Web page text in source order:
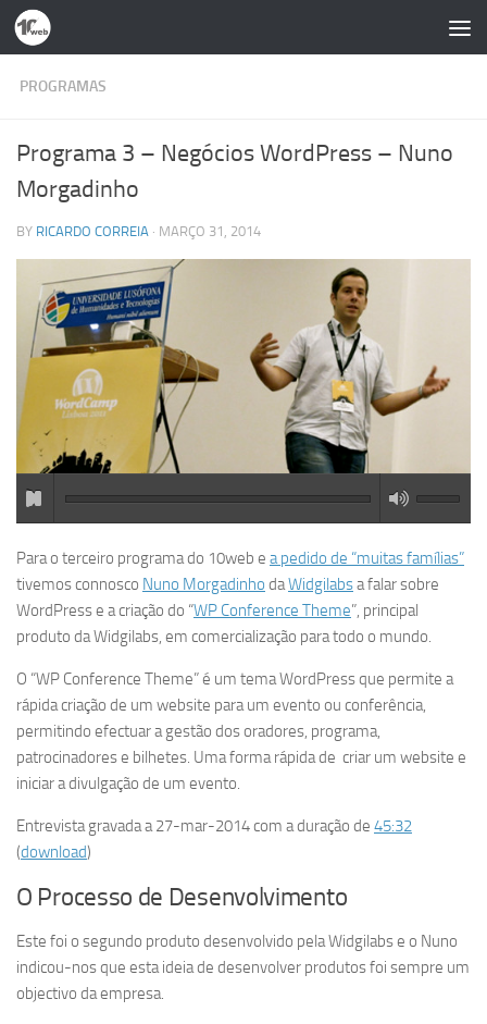
Skip to content
PROGRAMAS
Programa 3 – Negócios WordPress – Nuno
Morgadinho
BY RICARDO CORREIA · MARÇO 31, 2014
Para o terceiro programa do 10web e a pedido de “muitas famílias”
tivemos connosco Nuno Morgadinho daWidgilabsa falar sobre
WordPress e a criação do “WP Conference Theme”, principal
produto da Widgilabs, em comercialização para todo o mundo.
O “WP Conference Theme” é um tema WordPress que permite a
rápida criação de um website para um evento ou conferência,
permitindo efectuar a gestão dos oradores, programa,
patrocinadores e bilhetes. Uma forma rápida de criar um website e
iniciar a divulgação de um evento.
Entrevista gravada a 27-mar-2014 com a duração de 45:32
(download)
O Processo de Desenvolvimento
Este foi o segundo produto desenvolvido pela Widgilabs e o Nuno
indicou-nos que esta ideia de desenvolver produtos foi sempre um
objectivo da empresa.